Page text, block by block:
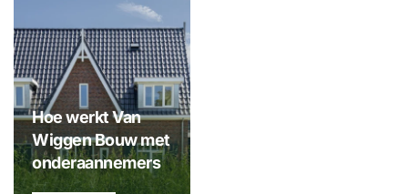
Hoe werkt Van
Wiggen Bouw met
onderaannemers